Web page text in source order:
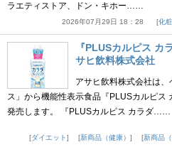
ラエティストア、ドン・キホー……
2026年07月29日 18：28 化
『PLUSカルピス カ
サヒ飲料株式会社
アサヒ飲料株式会社は
ス」から機能性表示食品『PLUSカルピス
発売します。 『PLUSカルピス カラダ……
ダイエット
新商品（健康） 新商品（